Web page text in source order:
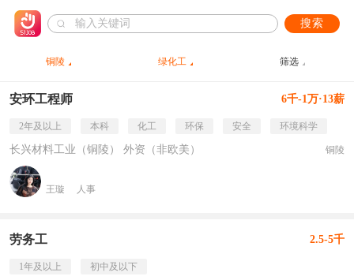
搜索
铜陵 绿化工 筛选
安环工程师 6千-1万·13薪
2年及以上 本科 化工 环保 安全 环境科学
长兴材料工业（铜陵） 外资（非欧美） 铜陵
王璇 人事
劳务工 2.5-5千
1年及以上 初中及以下